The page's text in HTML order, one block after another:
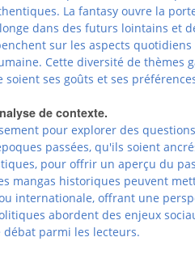
La fantasy ouvre la
dans des futurs lointains et
sur les aspects
Cette diversité de thèmes
ses goûts et ses
de contexte.
pour explorer des
passées, qu'ils soient
pour offrir un aperçu du
mangas historiques peuvent
internationale, offrant une
abordent des enjeux
parmi les lecteurs.